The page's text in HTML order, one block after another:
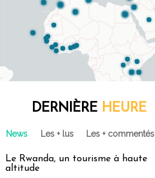
DERNIÈRE HEURE
News Les + lus Les + commentés
Le Rwanda, un tourisme à haute
altitude